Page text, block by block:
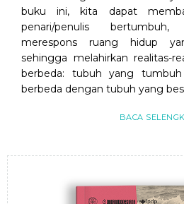
buku ini, kita dapat
penari/penulis
merespons ruang hidup
sehingga melahirkan realitas-
berbeda: tubuh yang
berbeda dengan tubuh yang
BACA